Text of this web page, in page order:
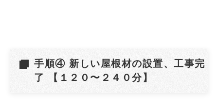
手順④ 新しい屋根材の設置、工事完
了 【１２０〜２４０分】